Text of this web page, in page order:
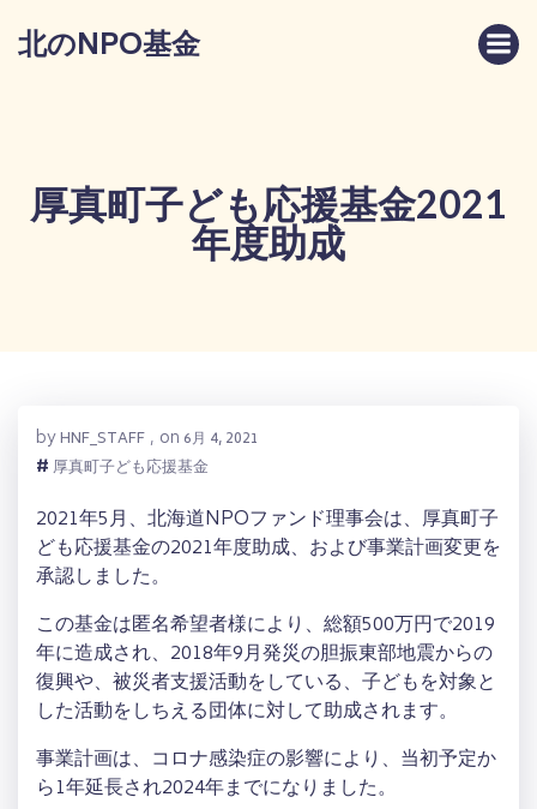
ス
キ
ッ
プ
北のNPO基金
厚真町子ども応援基金2021
年度助成
byHNF_STAFF , on 6月 4, 2021
#厚真町子ども応援基金
2021年5月、北海道NPOファンド理事会は、厚真町子
ども応援基金の2021年度助成、および事業計画変更を
承認しました。
この基金は匿名希望者様により、総額500万円で2019
年に造成され、2018年9月発災の胆振東部地震からの
復興や、被災者支援活動をしている、子どもを対象と
した活動をしちえる団体に対して助成されます。
事業計画は、コロナ感染症の影響により、当初予定か
ら1年延長され2024年までになりました。